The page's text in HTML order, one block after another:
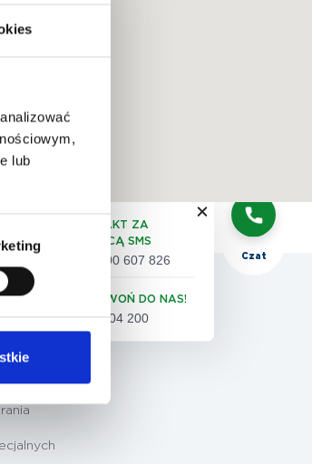
lub
KONTAKT ZA
POMOCĄ SMS
+48 500 607 826
ZADZWOŃ DO NAS!
61 86 04 200
Czat